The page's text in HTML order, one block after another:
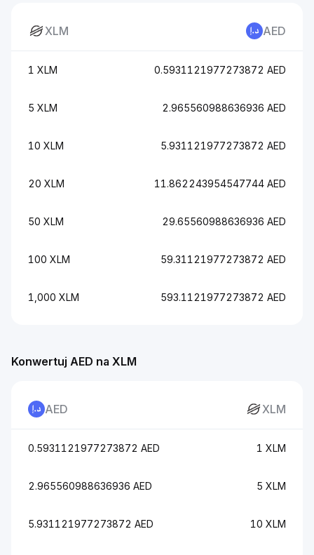
XLM AED
1 XLM 0.5931121977273872 AED
5 XLM 2.965560988636936 AED
10 XLM 5.931121977273872 AED
20 XLM 11.862243954547744 AED
50 XLM 29.65560988636936 AED
100 XLM 59.31121977273872 AED
1,000 XLM 593.1121977273872 AED
Konwertuj AED na XLM
AED XLM
0.5931121977273872 AED 1 XLM
2.965560988636936 AED 5 XLM
5.931121977273872 AED 10 XLM